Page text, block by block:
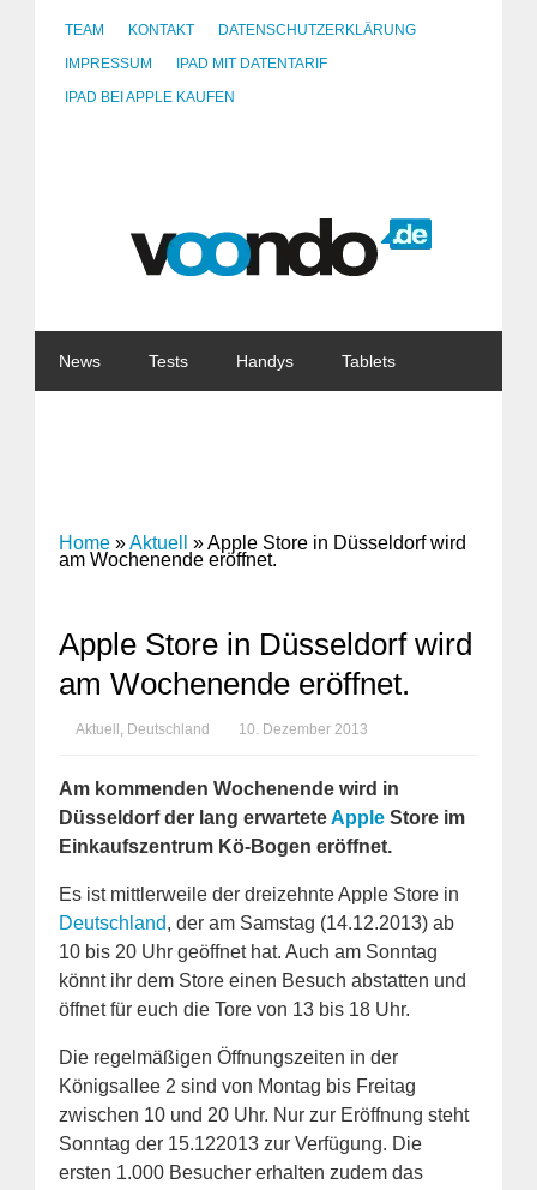
TEAM KONTAKT
DATENSCHUTZERKLÄRUNG
IMPRESSUM
IPAD MIT DATENTARIF
IPAD BEI APPLE KAUFEN
News Tests Handys Tablets
Home »Aktuell »Apple Store in Düsseldorf wird
am Wochenende eröffnet.
Apple Store in Düsseldorf wird
am Wochenende eröffnet.
Aktuell , Deutschland 10. Dezember 2013
Am kommenden Wochenende wird in
Düsseldorf der lang erwarteteApple Store im
Einkaufszentrum Kö-Bogen eröffnet.
Es ist mittlerweile der dreizehnte Apple Store in
Deutschland, der am Samstag (14.12.2013) ab
10 bis 20 Uhr geöffnet hat. Auch am Sonntag
könnt ihr dem Store einen Besuch abstatten und
öffnet für euch die Tore von 13 bis 18 Uhr.
Die regelmäßigen Öffnungszeiten in der
Königsallee 2 sind von Montag bis Freitag
zwischen 10 und 20 Uhr. Nur zur Eröffnung steht
Sonntag der 15.122013 zur Verfügung. Die
ersten 1.000 Besucher erhalten zudem das